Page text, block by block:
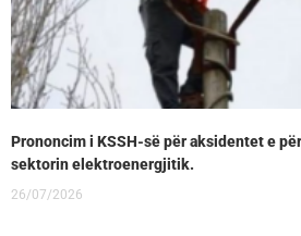
Prononcim i KSSH-së për aksidentet e
sektorin elektroenergjitik.
26/07/2026